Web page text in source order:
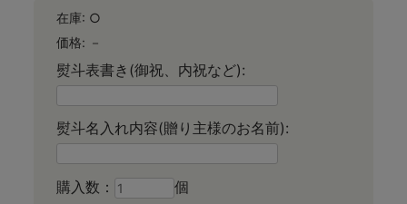
在庫: ○
価格: －
熨斗表書き(御祝、内祝など):
熨斗名入れ内容(贈り主様のお名前):
購入数： 個